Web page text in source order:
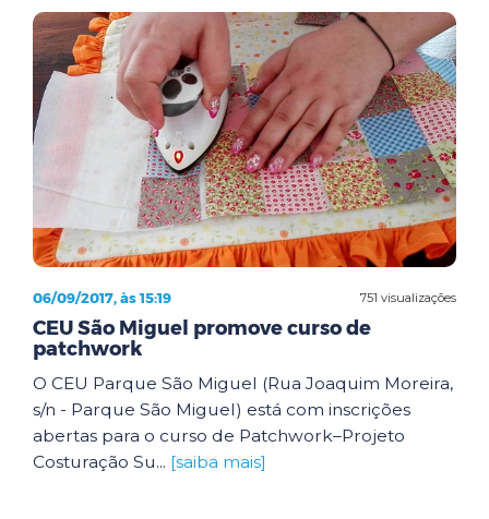
751 visualizações
06/09/2017, às 15:19
CEU São Miguel promove curso de
patchwork
O CEU Parque São Miguel (Rua Joaquim Moreira,
s/n - Parque São Miguel) está com inscrições
abertas para o curso de Patchwork–Projeto
Costuração Su... [saiba mais]